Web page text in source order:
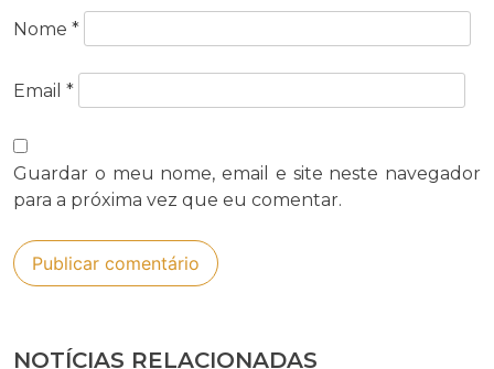
Nome *
Email *
Guardar o meu nome, email e site neste navegador
para a próxima vez que eu comentar.
NOTÍCIAS RELACIONADAS